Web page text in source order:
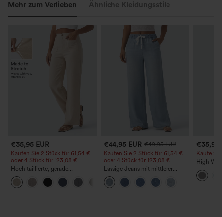
Mehr zum Verlieben Ähnliche Kleidungsstile
€35,95 EUR
Kaufen Sie 2 Stück für 61,54 €
oder 4 Stück für 123,08 €.
Hoch taillierte, gerade
geschnittene, legere Leinen-
Optik-Hose mit Taschen
€44,95 EUR €49,95 EUR
Kaufen Sie 2 Stück für 61,54 €
oder 4 Stück für 123,08 €.
Lässige Jeans mit mittlerer
Bundhöhe, Kordelzug und
Taschen
€35,95
Kaufe 2,
High
Straight